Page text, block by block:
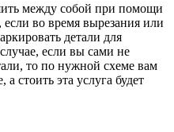
между собой при помощи
во время вырезания или
детали для
если вы сами не
то по нужной схеме вам
стоить эта услуга будет